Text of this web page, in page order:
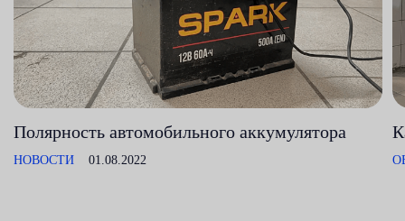
Полярность автомобильного аккумулятора
НОВОСТИ 01.08.2022